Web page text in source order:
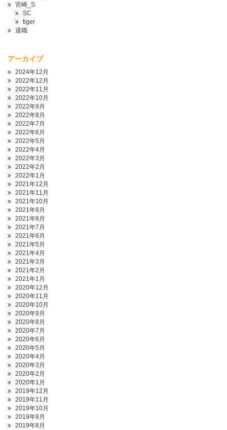
宮崎_S
SC
tiger
退職
アーカイブ
2024年12月
2022年12月
2022年11月
2022年10月
2022年9月
2022年8月
2022年7月
2022年6月
2022年5月
2022年4月
2022年3月
2022年2月
2022年1月
2021年12月
2021年11月
2021年10月
2021年9月
2021年8月
2021年7月
2021年6月
2021年5月
2021年4月
2021年3月
2021年2月
2021年1月
2020年12月
2020年11月
2020年10月
2020年9月
2020年8月
2020年7月
2020年6月
2020年5月
2020年4月
2020年3月
2020年2月
2020年1月
2019年12月
2019年11月
2019年10月
2019年9月
2019年8月